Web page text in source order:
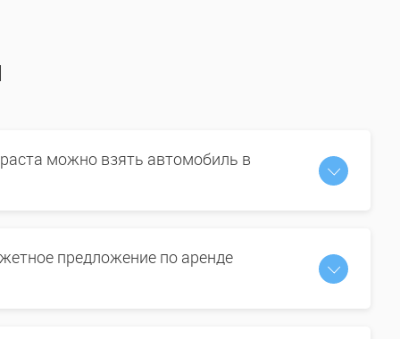
можно взять автомобиль в
предложение по аренде